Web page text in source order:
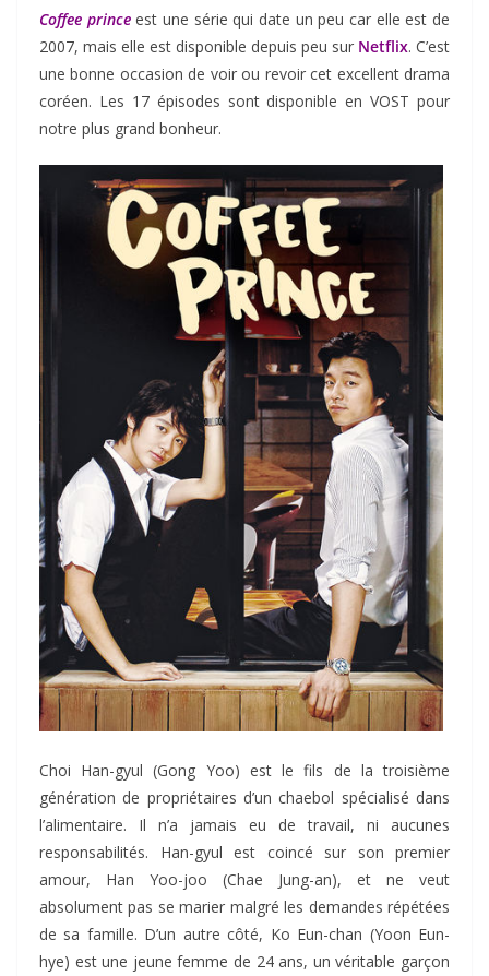
Coffee princeest une série qui date un peu car elle est de
2007, mais elle est disponible depuis peu sur Netflix. C’est
une bonne occasion de voir ou revoir cet excellent drama
coréen. Les 17 épisodes sont disponible en VOST pour
notre plus grand bonheur.
Choi Han-gyul (Gong Yoo) est le fils de la troisième
génération de propriétaires d’un chaebol spécialisé dans
l’alimentaire. Il n’a jamais eu de travail, ni aucunes
responsabilités. Han-gyul est coincé sur son premier
amour, Han Yoo-joo (Chae Jung-an), et ne veut
absolument pas se marier malgré les demandes répétées
de sa famille. D’un autre côté, Ko Eun-chan (Yoon Eun-
hye) est une jeune femme de 24 ans, un véritable garçon